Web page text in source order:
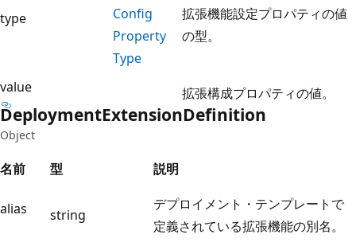
type
Config
Property
Type
拡張機能設定プロパティの値
の型。
value 拡張構成プロパティの値。
DeploymentExtensionDefinition
Object
名前 型 説明
alias string
デプロイメント・テンプレートで
定義されている拡張機能の別名。